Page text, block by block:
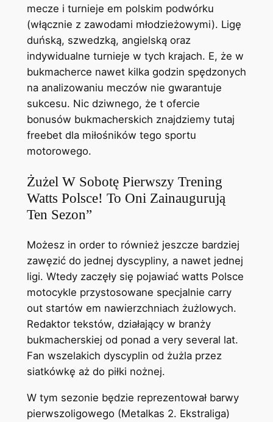
mecze i turnieje em polskim podwórku
(włącznie z zawodami młodzieżowymi). Ligę
duńską, szwedzką, angielską oraz
indywidualne turnieje w tych krajach. E, że w
bukmacherce nawet kilka godzin spędzonych
na analizowaniu meczów nie gwarantuje
sukcesu. Nic dziwnego, że t ofercie
bonusów bukmacherskich znajdziemy tutaj
freebet dla miłośników tego sportu
motorowego.
Żużel W Sobotę Pierwszy Trening
Watts Polsce! To Oni Zainaugurują
Ten Sezon”
Możesz in order to również jeszcze bardziej
zawęzić do jednej dyscypliny, a nawet jednej
ligi. Wtedy zaczęły się pojawiać watts Polsce
motocykle przystosowane specjalnie carry
out startów em nawierzchniach żużlowych.
Redaktor tekstów, działający w branży
bukmacherskiej od ponad a very several lat.
Fan wszelakich dyscyplin od żużla przez
siatkówkę aż do piłki nożnej.
W tym sezonie będzie reprezentował barwy
pierwszoligowego (Metalkas 2. Ekstraliga)